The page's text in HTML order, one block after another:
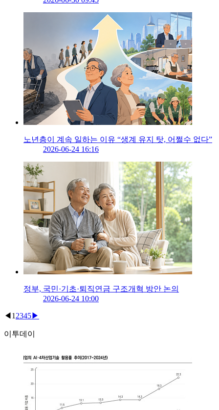
노년층이 계속 일하는 이유 “생계 유지 탓, 어쩔수 없다”
2026-06-24 16:16
정부, 국민·기초·퇴직연금 구조개혁 방안 논의
2026-06-24 10:00
◀ 1 2345▶
이투데이